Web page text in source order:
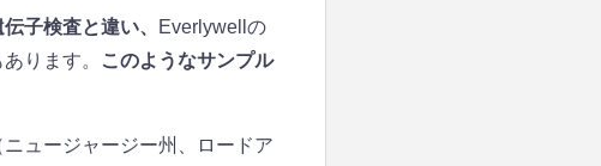
子検査と違い、
Everlywellの
ります。
このようなサンプル
ュージャージー州、ロードア